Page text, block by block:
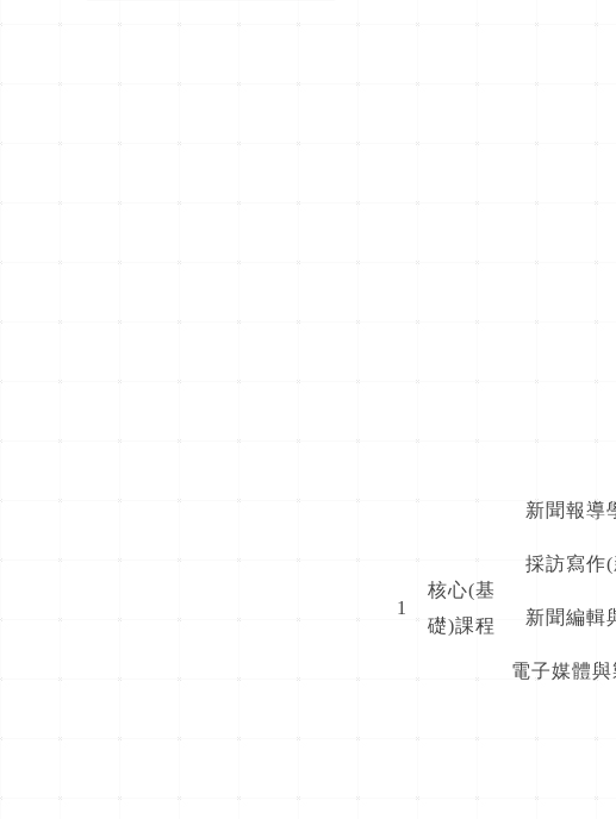
1
核心(基
礎)課程
新聞報導
採訪寫作
新聞編輯
電子媒體